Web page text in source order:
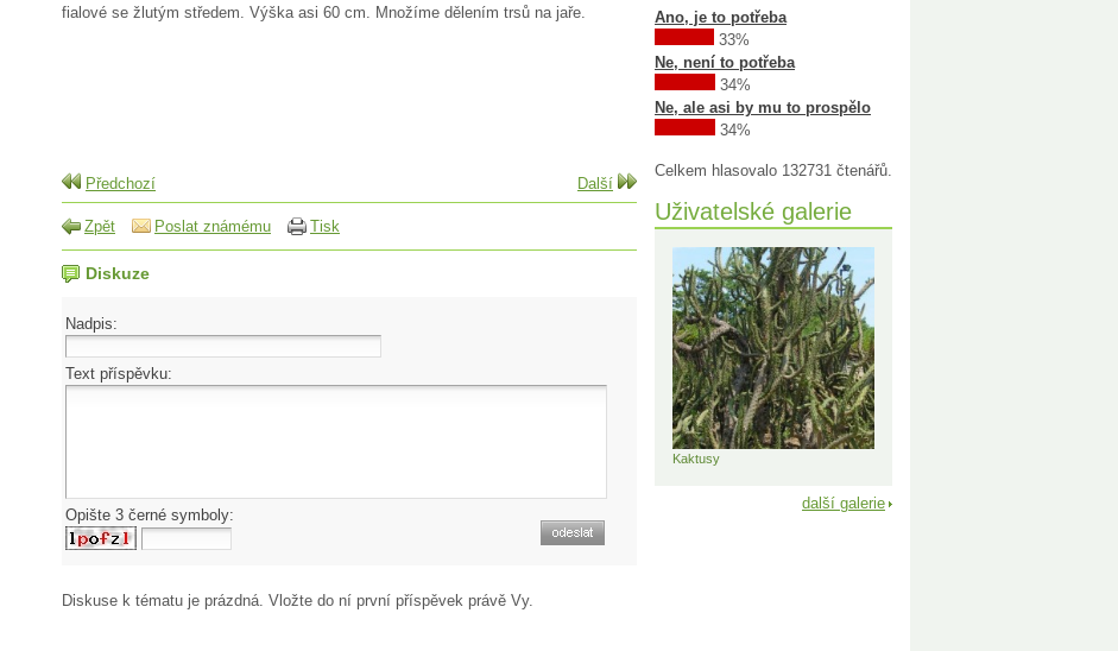
fialové se žlutým středem. Výška asi 60 cm. Množíme dělením trsů na jaře.
Předchozí Další
Zpět Poslat známému Tisk
Diskuze
Nadpis:
Text příspěvku:
Opište 3 černé symboly:
Diskuse k tématu je prázdná. Vložte do ní první příspěvek právě Vy.
Ano, je to potřeba
33%
Ne, není to potřeba
34%
Ne, ale asi by mu to prospělo
34%
Celkem hlasovalo 132731 čtenářů.
Uživatelské galerie
Kaktusy
další galerie